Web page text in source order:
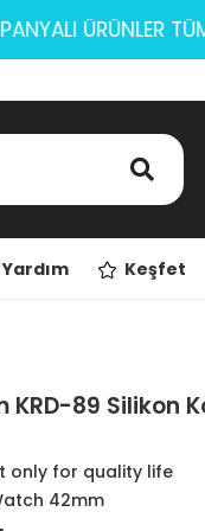
KAMPANYALI
Yardım Keşfet
KRD-89 Silikon
only for quality life
42mm